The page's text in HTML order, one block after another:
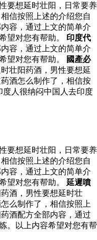
要想延时壮阳，日常要养
信按照上述的介绍您自
容，通过上文的简单介
望对您有帮助。 印度代
容，通过上文的简单介
望对您有帮助。
國產必
壮阳药酒，男性要想延
酒怎么制作了，相信按
人很纳闷中国人去印度
要想延时壮阳，日常要养
信按照上述的介绍您自
容，通过上文的简单介
望对您有帮助。 延遲噴
酒，男性要想延时壮
么制作了，相信按照上
酒配方全部内容，通过
。以上内容希望对您有帮